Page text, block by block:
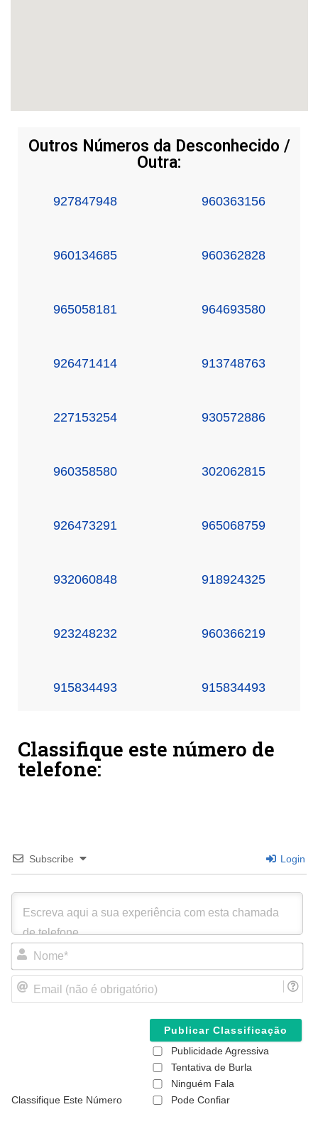
Outros Números da Desconhecido /
Outra:
927847948 960363156
960134685 960362828
965058181 964693580
926471414 913748763
227153254 930572886
960358580 302062815
926473291 965068759
932060848 918924325
923248232 960366219
915834493 915834493
Classifique este número de
telefone:
Subscribe Login
N
m
a
Classifique Este Número
Publicidade Agressiva
Tentativa de Burla
Ninguém Fala
Pode Confiar